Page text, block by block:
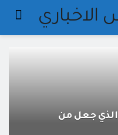
الذي جعل من